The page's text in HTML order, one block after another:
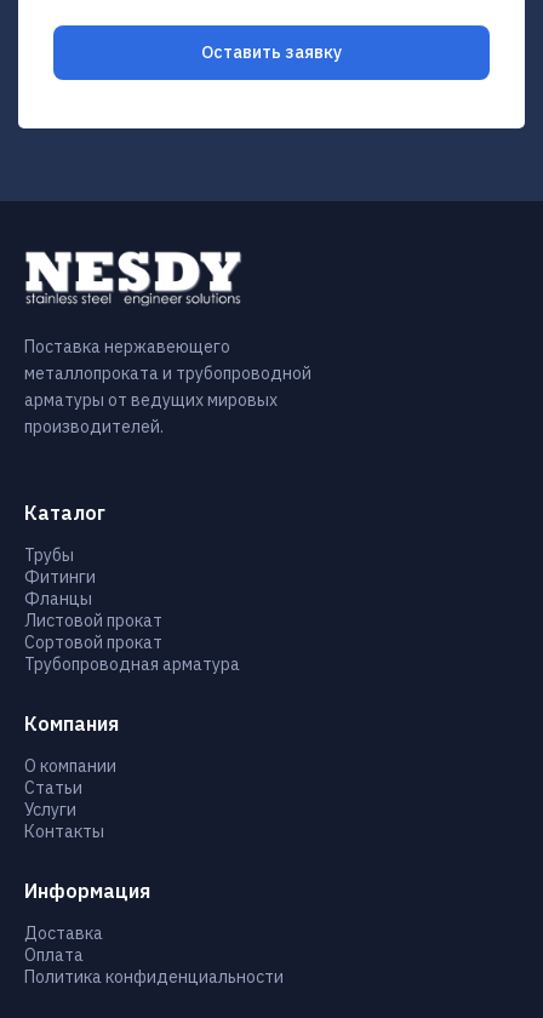
Оставить заявку
Поставка нержавеющего
металлопроката и трубопроводной
арматуры от ведущих мировых
производителей.
Каталог
Трубы
Фитинги
Фланцы
Листовой прокат
Сортовой прокат
Трубопроводная арматура
Компания
О компании
Статьи
Услуги
Контакты
Информация
Доставка
Оплата
Политика конфиденциальности